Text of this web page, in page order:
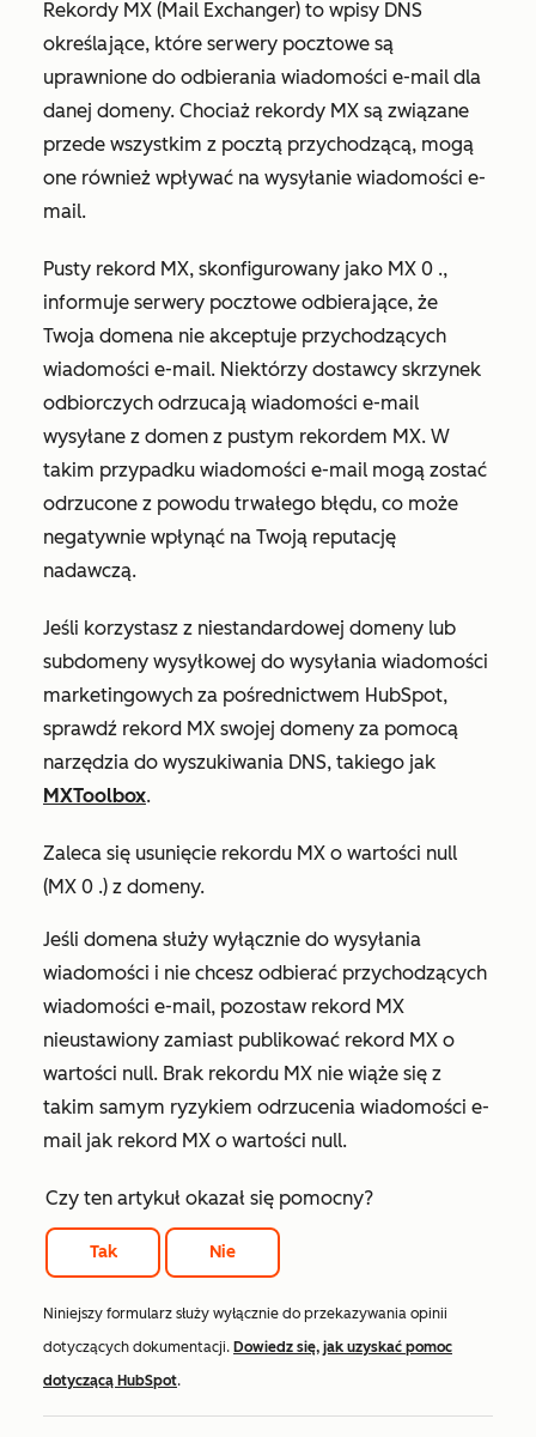
Rekordy MX (Mail Exchanger) to wpisy DNS
określające, które serwery pocztowe są
uprawnione do odbierania wiadomości e-mail dla
danej domeny. Chociaż rekordy MX są związane
przede wszystkim z pocztą przychodzącą, mogą
one również wpływać na wysyłanie wiadomości e-
mail.
Pusty rekord MX, skonfigurowany jako MX 0 .,
informuje serwery pocztowe odbierające, że
Twoja domena nie akceptuje przychodzących
wiadomości e-mail. Niektórzy dostawcy skrzynek
odbiorczych odrzucają wiadomości e-mail
wysyłane z domen z pustym rekordem MX. W
takim przypadku wiadomości e-mail mogą zostać
odrzucone z powodu trwałego błędu, co może
negatywnie wpłynąć na Twoją reputację
nadawczą.
Jeśli korzystasz z niestandardowej domeny lub
subdomeny wysyłkowej do wysyłania wiadomości
marketingowych za pośrednictwem HubSpot,
sprawdź rekord MX swojej domeny za pomocą
narzędzia do wyszukiwania DNS, takiego jak
MXToolbox.
Zaleca się usunięcie rekordu MX o wartości null
(MX 0 .) z domeny.
Jeśli domena służy wyłącznie do wysyłania
wiadomości i nie chcesz odbierać przychodzących
wiadomości e-mail, pozostaw rekord MX
nieustawiony zamiast publikować rekord MX o
wartości null. Brak rekordu MX nie wiąże się z
takim samym ryzykiem odrzucenia wiadomości e-
mail jak rekord MX o wartości null.
Czy ten artykuł okazał się pomocny?
Tak Nie
Niniejszy formularz służy wyłącznie do przekazywania opinii
dotyczących dokumentacji. Dowiedz się, jak uzyskać pomoc
dotyczącą HubSpot.